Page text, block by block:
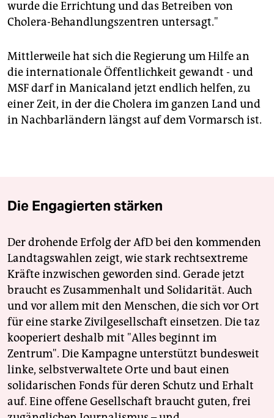
wurde die Errichtung und das Betreiben von
Cholera-Behandlungszentren untersagt."
Mittlerweile hat sich die Regierung um Hilfe an
die internationale Öffentlichkeit gewandt - und
MSF darf in Manicaland jetzt endlich helfen, zu
einer Zeit, in der die Cholera im ganzen Land und
in Nachbarländern längst auf dem Vormarsch ist.
Die Engagierten stärken
Der drohende Erfolg der AfD bei den kommenden
Landtagswahlen zeigt, wie stark rechtsextreme
Kräfte inzwischen geworden sind. Gerade jetzt
braucht es Zusammenhalt und Solidarität. Auch
und vor allem mit den Menschen, die sich vor Ort
für eine starke Zivilgesellschaft einsetzen. Die taz
kooperiert deshalb mit "Alles beginnt im
Zentrum". Die Kampagne unterstützt bundesweit
linke, selbstverwaltete Orte und baut einen
solidarischen Fonds für deren Schutz und Erhalt
auf. Eine offene Gesellschaft braucht guten, frei